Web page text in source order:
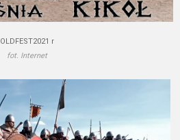
OLDFEST2021 r
fot. Internet